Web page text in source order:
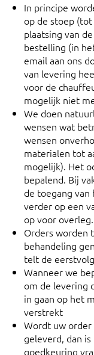
In principe
op de stoep
plaatsing van
bestelling (in
email aan ons
van levering
voor de
mogelijk niet
We doen
wensen wat
wensen
materialen tot
mogelijk). Het
bepalend. Bij
de toegang
verder op een
op voor overleg.
Orders worden
behandeling
telt de
Wanneer we
om de levering
in gaan op het
verstrekt
Wordt uw
geleverd, dan
goedkeuring